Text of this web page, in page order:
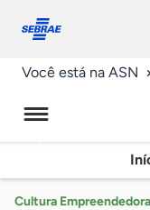
conosco
Você está na ASN
Cultura Empreendedora